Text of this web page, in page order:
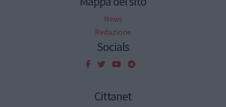
News
Redazione
Socials
Cittanet